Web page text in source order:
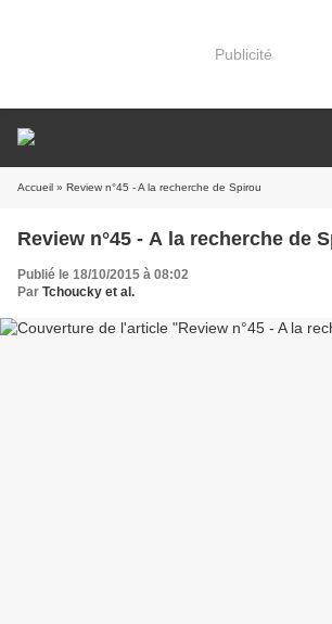
Publicité
Accueil » Review n°45 - A la recherche de Spirou
Review n°45 - A la recherche de
Publié le 18/10/2015 à 08:02
Par Tchoucky et al.